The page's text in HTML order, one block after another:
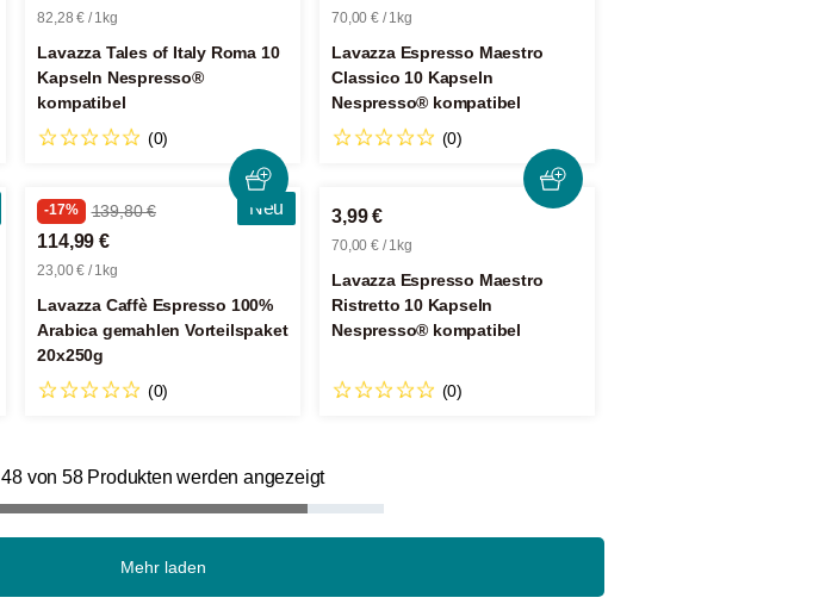
82,28 € / 1kg
Lavazza Tales of Italy Roma 10
Kapseln Nespresso®
kompatibel
(0)
70,00 € / 1kg
Lavazza Espresso Maestro
Classico 10 Kapseln
Nespresso® kompatibel
(0)
Neu
-17% 139,80 €
114,99 €
23,00 € / 1kg
Lavazza Caffè Espresso 100%
Arabica gemahlen Vorteilspaket
20x250g
(0)
3,99 €
70,00 € / 1kg
Lavazza Espresso Maestro
Ristretto 10 Kapseln
Nespresso® kompatibel
(0)
48 von 58 Produkten werden angezeigt
Mehr laden